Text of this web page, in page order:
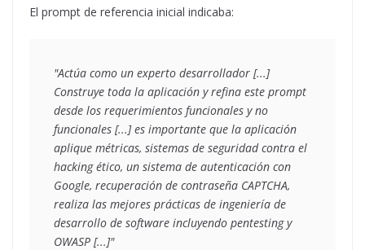
El prompt de referencia inicial indicaba:
"Actúa como un experto desarrollador [...]
Construye toda la aplicación y refina este prompt
desde los requerimientos funcionales y no
funcionales [...] es importante que la aplicación
aplique métricas, sistemas de seguridad contra el
hacking ético, un sistema de autenticación con
Google, recuperación de contraseña CAPTCHA,
realiza las mejores prácticas de ingeniería de
desarrollo de software incluyendo pentesting y
OWASP [...]"